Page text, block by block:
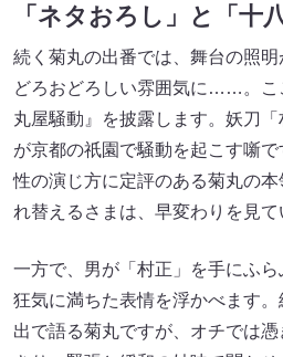
「ネタおろし」と「十八
続く菊丸の出番では、舞台の照
どろおどろしい雰囲気に……。こ
丸屋騒動』を披露します。妖刀
が京都の祇園で騒動を起こす噺
性の演じ方に定評のある菊丸の
れ替えるさまは、早変わりを見て
一方で、男が「村正」を手にふ
狂気に満ちた表情を浮かべます
出で語る菊丸ですが、オチでは